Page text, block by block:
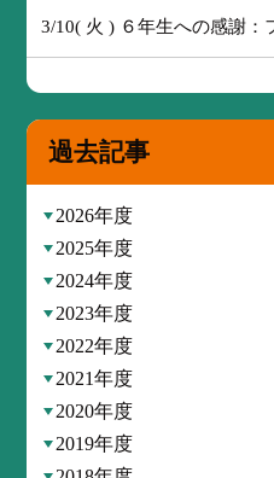
3/10( 火 ) ６年生への感謝：
過去記事
2026年度
2025年度
2024年度
2023年度
2022年度
2021年度
2020年度
2019年度